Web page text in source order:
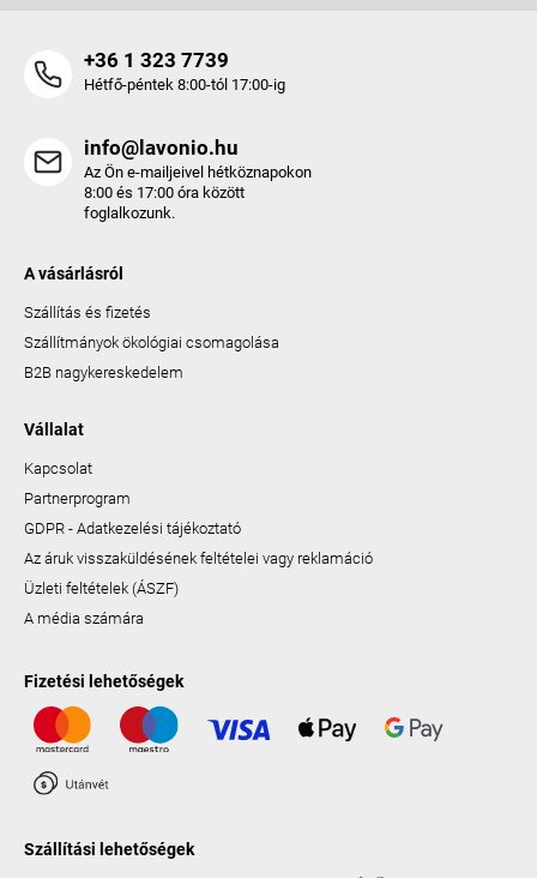
+36 1 323 7739
Hétfő-péntek 8:00-tól 17:00-ig
info@lavonio.hu
Az Ön e-mailjeivel hétköznapokon
8:00 és 17:00 óra között
foglalkozunk.
A vásárlásról
Szállítás és fizetés
Szállítmányok ökológiai csomagolása
B2B nagykereskedelem
Vállalat
Kapcsolat
Partnerprogram
GDPR - Adatkezelési tájékoztató
Az áruk visszaküldésének feltételei vagy reklamáció
Üzleti feltételek (ÁSZF)
A média számára
Fizetési lehetőségek
Szállítási lehetőségek